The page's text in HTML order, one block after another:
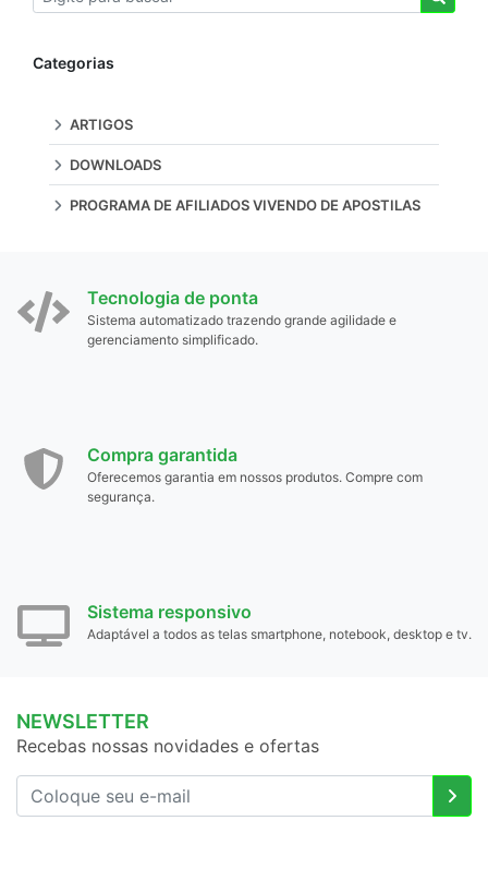
Categorias
ARTIGOS
DOWNLOADS
PROGRAMA DE AFILIADOS VIVENDO DE APOSTILAS
Tecnologia de ponta
Sistema automatizado trazendo grande agilidade e
gerenciamento simplificado.
Compra garantida
Oferecemos garantia em nossos produtos. Compre com
segurança.
Sistema responsivo
Adaptável a todos as telas smartphone, notebook, desktop e tv.
NEWSLETTER
Recebas nossas novidades e ofertas